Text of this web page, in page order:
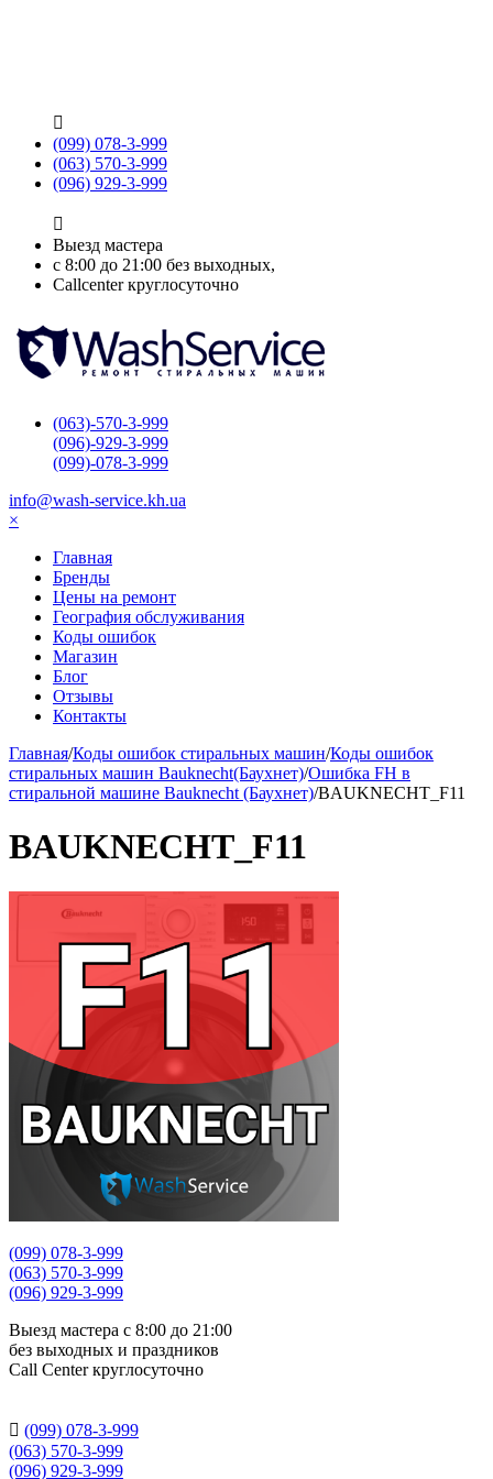

(099) 078-3-999
(063) 570-3-999
(096) 929-3-999

Выезд мастера
с 8:00 до 21:00 без выходных,
Callcenter круглосуточно
(063)-570-3-999
(096)-929-3-999
(099)-078-3-999
info@wash-service.kh.ua
×
Главная
Бренды
Цены на ремонт
География обслуживания
Коды ошибок
Магазин
Блог
Отзывы
Контакты
Главная/Коды ошибок стиральных машин/Коды ошибок
стиральных машин Bauknecht(Баухнет)/Ошибка FH в
стиральной машине Bauknecht (Баухнет)/BAUKNECHT_F11
BAUKNECHT_F11
(099) 078-3-999
(063) 570-3-999
(096) 929-3-999
Выезд мастера с 8:00 до 21:00
без выходных и праздников
Сall Сenter круглосуточно
 (099) 078-3-999
(063) 570-3-999
(096) 929-3-999